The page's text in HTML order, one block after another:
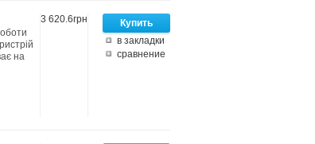
в закладки
сравнение
3 620.6грн
на